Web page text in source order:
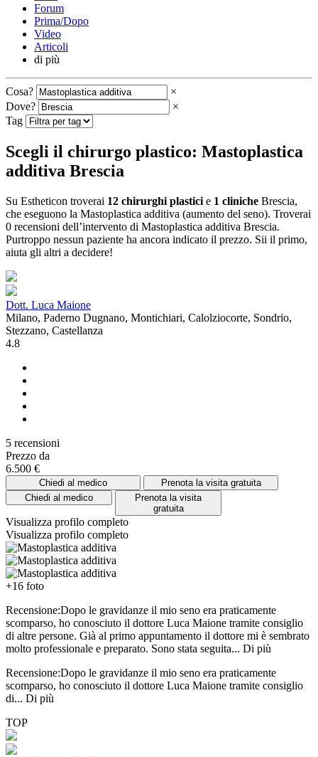
Forum
Prima/Dopo
Video
Articoli
di più
Cosa?
×
Dove?
×
Tag
Scegli il chirurgo plastico: Mastoplastica
additiva Brescia
Su Estheticon troverai 12 chirurghi plastici e 1 cliniche Brescia,
che eseguono la Mastoplastica additiva (aumento del seno). Troverai
0 recensioni dell’intervento di Mastoplastica additiva Brescia.
Purtroppo nessun paziente ha ancora indicato il prezzo. Sii il primo,
aiuta gli altri a decidere!
Dott. Luca Maione
Milano, Paderno Dugnano, Montichiari, Calolziocorte, Sondrio,
Stezzano, Castellanza
4.8
5 recensioni
Prezzo da
6.500 €
Chiedi al medico
Prenota la visita gratuita
Chiedi al medico
Prenota la visita
gratuita
Visualizza profilo completo
Visualizza profilo completo
+16 foto
Recensione:Dopo le gravidanze il mio seno era praticamente
scomparso, ho conosciuto il dottore Luca Maione tramite consiglio
di altre persone. Già al primo appuntamento il dottore mi è sembrato
molto professionale e preparato. Sono stata seguita... Di più
Recensione:Dopo le gravidanze il mio seno era praticamente
scomparso, ho conosciuto il dottore Luca Maione tramite consiglio
di... Di più
TOP